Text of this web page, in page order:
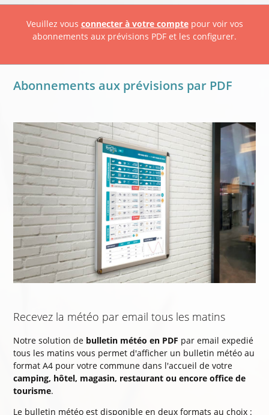
Veuillez vous connecter à votre comptepour voir vos
abonnements aux prévisions PDF et les configurer.
Abonnements aux prévisions par PDF
Recevez la météo par email tous les matins
Notre solution de bulletin météo en PDF par email expedié
tous les matins vous permet d'afficher un bulletin météo au
format A4 pour votre commune dans l'accueil de votre
camping, hôtel, magasin, restaurant ou encore office de
tourisme.
Le bulletin météo est disponible en deux formats au choix :